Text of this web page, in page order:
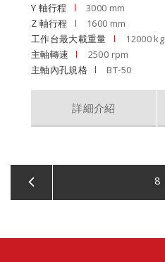
Y 軸行程
3000 mm
Z 軸行程
1600 mm
工作台最大載重量
12000 kg
主軸轉速
2500 rpm
主軸內孔規格
BT-50
詳細介紹
8